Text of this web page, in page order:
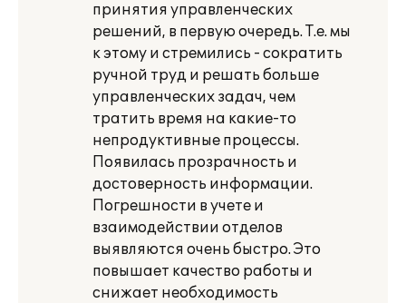
принятия управленческих
решений, в первую очередь. Т.е. мы
к этому и стремились - сократить
ручной труд и решать больше
управленческих задач, чем
тратить время на какие-то
непродуктивные процессы.
Появилась прозрачность и
достоверность информации.
Погрешности в учете и
взаимодействии отделов
выявляются очень быстро. Это
повышает качество работы и
снижает необходимость